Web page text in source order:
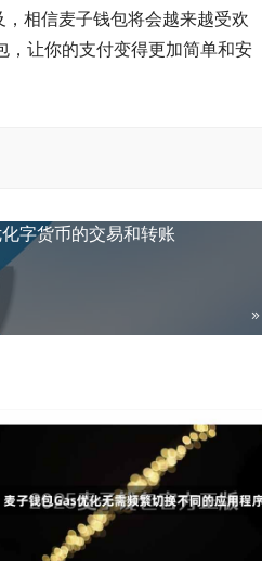
相信麦子钱包将会越来越受欢
，让你的支付变得更加简单和安
字货币的交易和转账